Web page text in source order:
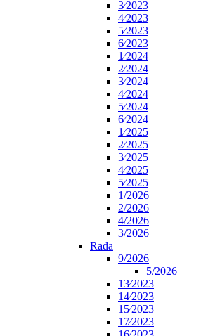
3⁄2023
4⁄2023
5⁄2023
6⁄2023
1⁄2024
2⁄2024
3⁄2024
4⁄2024
5⁄2024
6⁄2024
1⁄2025
2⁄2025
3⁄2025
4⁄2025
5⁄2025
1/2026
2/2026
4/2026
3/2026
Rada
9/2026
5/2026
13⁄2023
14⁄2023
15⁄2023
17⁄2023